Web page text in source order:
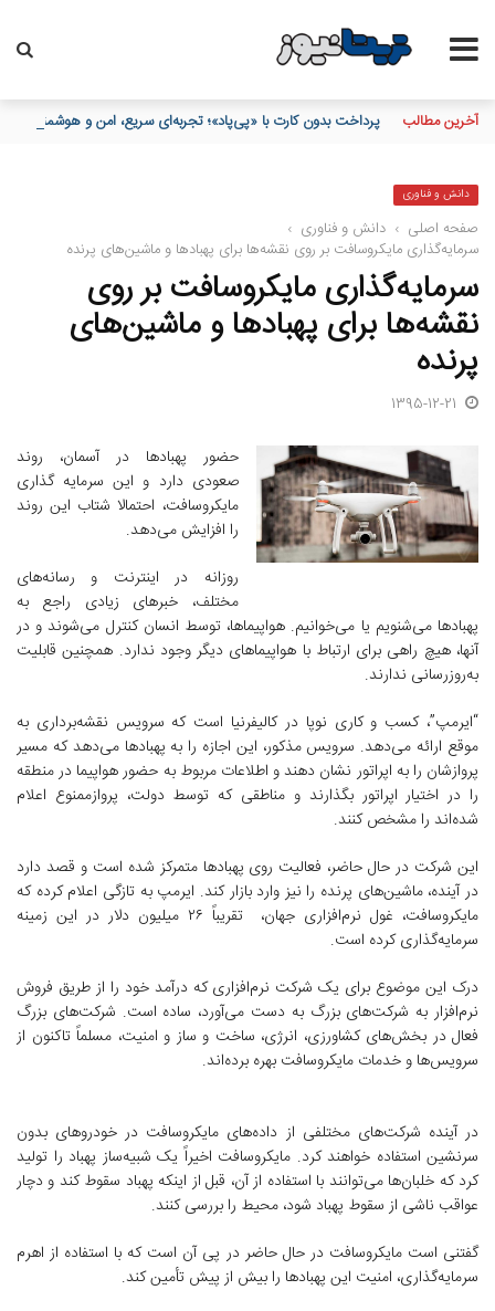
آخرین مطالب پرداخت بدون کارت با «پی‌پاد»؛ تجربه‌ای سریع، امن و هوشمند
دانش و فناوری
صفحه اصلی › دانش و فناوری ›
سرمایه‌گذاری مایکروسافت بر روی نقشه‌ها برای پهبادها و ماشین‌های پرنده
سرمایه‌گذاری مایکروسافت بر روی
نقشه‌ها برای پهبادها و ماشین‌های
پرنده
1395-12-21
حضور پهبادها در آسمان، روند
صعودی دارد و این سرمایه گذاری
مایکروسافت، احتمالا شتاب این روند
را افزایش می‌دهد.
روزانه در اینترنت و رسانه‌های
مختلف، خبرهای زیادی راجع به
پهبادها می‌شنویم یا می‌خوانیم. هواپیماها، توسط انسان کنترل می‌شوند و در
آنها، هیچ راهی برای ارتباط با هواپیماهای دیگر وجود ندارد. همچنین قابلیت
به‌روزرسانی ندارند.
“ایرمپ”، کسب و کاری نوپا در کالیفرنیا است که سرویس نقشه‌برداری به
موقع ارائه می‌دهد. سرویس مذکور، این اجازه را به پهبادها می‌دهد که مسیر
پروازشان را به اپراتور نشان دهند و اطلاعات مربوط به حضور هواپیما در منطقه
را در اختیار اپراتور بگذارند و مناطقی که توسط دولت، پروازممنوع اعلام
شده‌اند را مشخص کنند.
این شرکت در حال حاضر، فعالیت روی پهبادها متمرکز شده است و قصد دارد
در آینده، ماشین‌های پرنده را نیز وارد بازار کند. ایرمپ به تازگی اعلام کرده که
مایکروسافت، غول نرم‌افزاری جهان، تقریباً ۲۶ میلیون دلار در این زمینه
سرمایه‌گذاری کرده است.
درک این موضوع برای یک شرکت نرم‌افزاری که درآمد خود را از طریق فروش
نرم‌افزار به شرکت‌های بزرگ به دست می‌آورد، ساده است. شرکت‌های بزرگ
فعال در بخش‌های کشاورزی، انرژی، ساخت و ساز و امنیت، مسلماً تاکنون از
سرویس‌ها و خدمات مایکروسافت بهره برده‌اند.
در آینده شرکت‌های مختلفی از داده‌های مایکروسافت در خودروهای بدون
سرنشین استفاده خواهند کرد. مایکروسافت اخیراً یک شبیه‌ساز پهباد را تولید
کرد که خلبان‌ها می‌توانند با استفاده از آن، قبل از اینکه پهباد سقوط کند و دچار
عواقب ناشی از سقوط پهباد شود، محیط را بررسی کنند.
گفتنی است مایکروسافت در حال حاضر در پی آن است که با استفاده از اهرم
سرمایه‌گذاری، امنیت این پهبادها را بیش از پیش تأمین کند.